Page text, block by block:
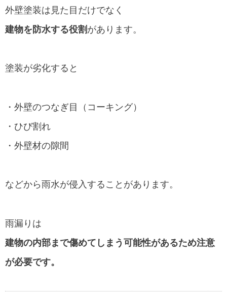
外壁塗装は見た目だけでなく
建物を防水する役割 があります。
塗装が劣化すると
・外壁のつなぎ目（コーキング）
・ひび割れ
・外壁材の隙間
などから雨水が侵入することがあります。
雨漏りは
建物の内部まで傷めてしまう可能性があるため注意
が必要です。